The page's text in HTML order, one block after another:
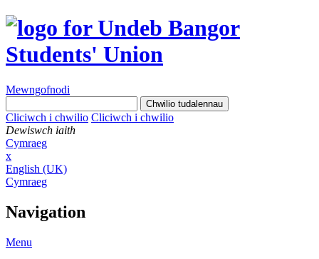
Mewngofnodi
Cliciwch i chwilio Cliciwch i chwilio
Dewiswch iaith
Cymraeg
x
English (UK)
Cymraeg
Navigation
Menu